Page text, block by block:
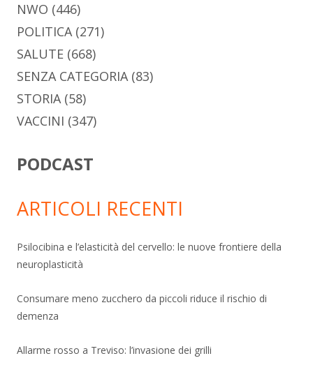
NWO (446)
POLITICA(271)
SALUTE (668)
SENZA CATEGORIA(83)
STORIA(58)
VACCINI (347)
PODCAST
ARTICOLI RECENTI
Psilocibina e l’elasticità del cervello: le nuove frontiere della
neuroplasticità
Consumare meno zucchero da piccoli riduce il rischio di
demenza
Allarme rosso a Treviso: l’invasione dei grilli